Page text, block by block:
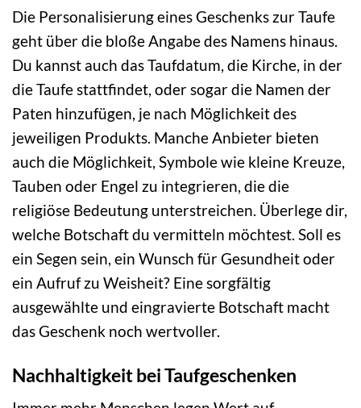
Die Personalisierung eines Geschenks zur Taufe
geht über die bloße Angabe des Namens hinaus.
Du kannst auch das Taufdatum, die Kirche, in der
die Taufe stattfindet, oder sogar die Namen der
Paten hinzufügen, je nach Möglichkeit des
jeweiligen Produkts. Manche Anbieter bieten
auch die Möglichkeit, Symbole wie kleine Kreuze,
Tauben oder Engel zu integrieren, die die
religiöse Bedeutung unterstreichen. Überlege dir,
welche Botschaft du vermitteln möchtest. Soll es
ein Segen sein, ein Wunsch für Gesundheit oder
ein Aufruf zu Weisheit? Eine sorgfältig
ausgewählte und eingravierte Botschaft macht
das Geschenk noch wertvoller.
Nachhaltigkeit bei Taufgeschenken